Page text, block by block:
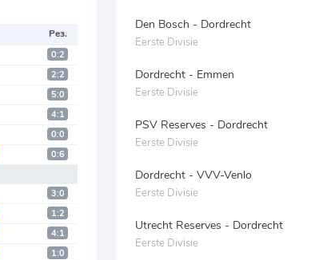
Рез.
0:2
2:2
5:0
4:1
0:0
0:6
3:0
1:2
4:1
1:0
Den Bosch - Dordrecht
Eerste Divisie
Dordrecht - Emmen
Eerste Divisie
PSV Reserves - Dordrecht
Eerste Divisie
Dordrecht - VVV-Venlo
Eerste Divisie
Utrecht Reserves - Dordrecht
Eerste Divisie